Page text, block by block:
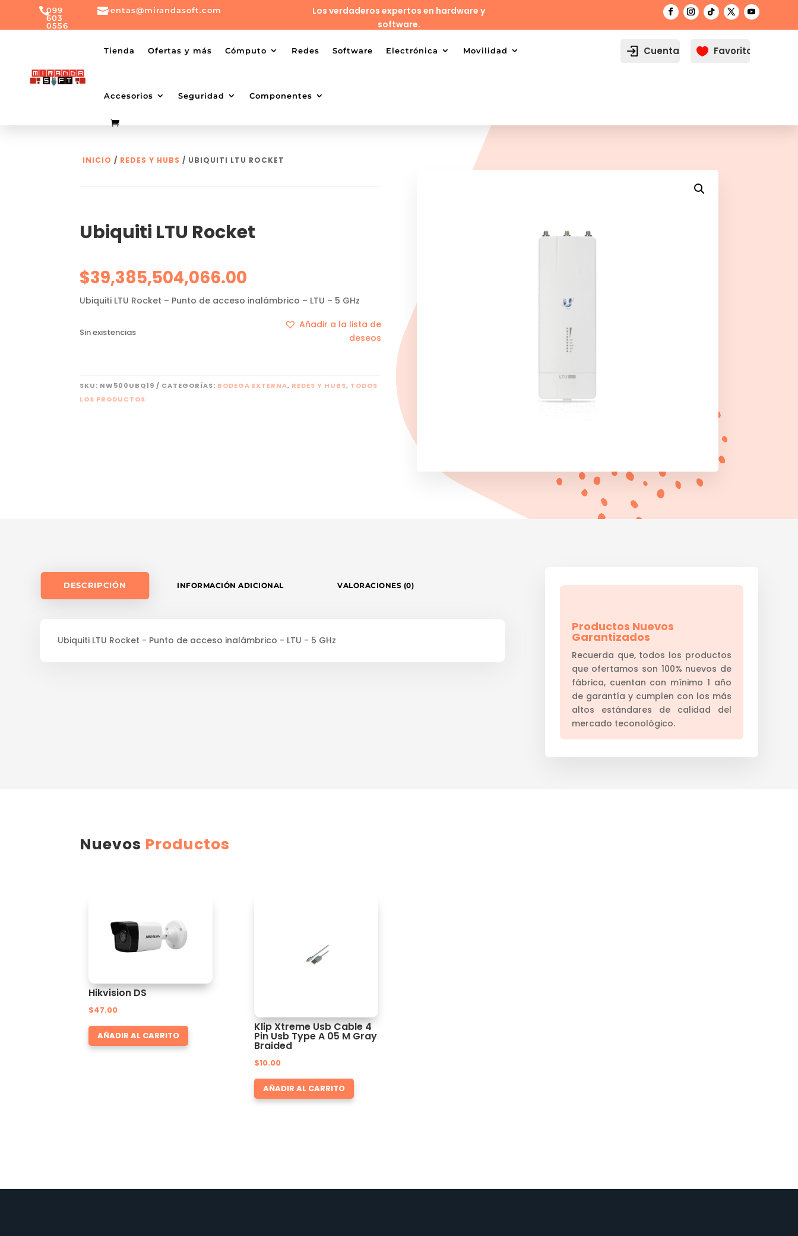
099
603
0556
0556
ventas@mirandasoft.com
mailto:ventas@mirandasoft.com
Los verdaderos expertos en hardware y
software.
Tienda Ofertas y más Cómputo Redes Software Electrónica Movilidad
Accesorios Seguridad Componentes
Cuenta  Favoritos
INICIO / REDES Y HUBS / UBIQUITI LTU ROCKET
Ubiquiti LTU Rocket
$39,385,504,066.00
Ubiquiti LTU Rocket – Punto de acceso inalámbrico – LTU – 5 GHz
Sin existencias
Añadir a la lista de
deseos
SKU: NW500UBQ19 CATEGORÍAS: BODEGA EXTERNA, REDES Y HUBS, TODOS
LOS PRODUCTOS
DESCRIPCIÓN INFORMACIÓN ADICIONAL VALORACIONES (0)
Ubiquiti LTU Rocket - Punto de acceso inalámbrico - LTU - 5 GHz
Productos Nuevos
Garantizados
Recuerda que, todos los productos
que ofertamos son 100% nuevos de
fábrica, cuentan con mínimo 1 año
de garantía y cumplen con los más
altos estándares de calidad del
mercado teconológico.
Nuevos Productos
Hikvision DS
$47.00
AÑADIR AL CARRITO
Klip Xtreme Usb Cable 4
Pin Usb Type A 05 M Gray
Braided
$10.00
AÑADIR AL CARRITO